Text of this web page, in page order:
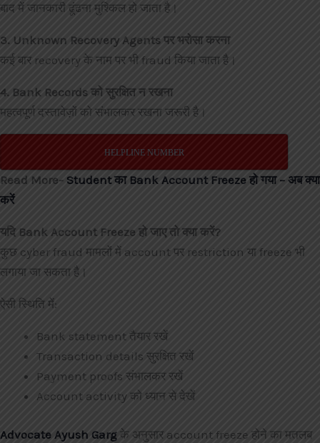
बाद में जानकारी ढूंढना मुश्किल हो जाता है।
3. Unknown Recovery Agents पर भरोसा करना
कई बार recovery के नाम पर भी fraud किया जाता है।
4. Bank Records को सुरक्षित न रखना
महत्वपूर्ण दस्तावेज़ों को संभालकर रखना जरूरी है।
HELPLINE NUMBER
Read More- Student का Bank Account Freeze हो गया – अब क्या
करें
यदि Bank Account Freeze हो जाए तो क्या करें?
कुछ cyber fraud मामलों में account पर restriction या freeze भी
लगाया जा सकता है।
ऐसी स्थिति में:
Bank statement तैयार रखें
Transaction details सुरक्षित रखें
Payment proofs संभालकर रखें
Account activity को ध्यान से देखें
Advocate Ayush Garg के अनुसार account freeze होने का मतलब